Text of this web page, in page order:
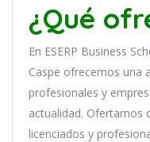
¿Qué
En ESERP Business
Caspe ofrecemos una
profesionales y empres
actualidad. Ofertamos
licenciados y